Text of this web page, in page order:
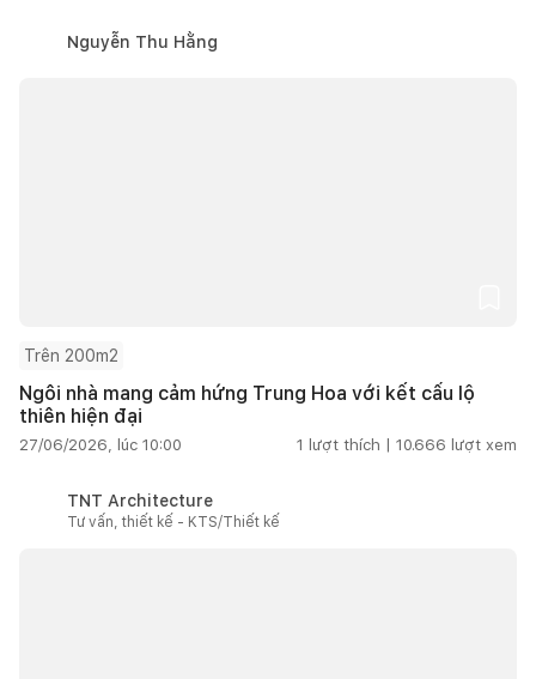
Nguyễn Thu Hằng
Trên 200m2
Ngôi nhà mang cảm hứng Trung Hoa với kết cấu lộ
thiên hiện đại
27/06/2026, lúc 10:00 1 lượt thích | 10.666 lượt xem
TNT Architecture
Tư vấn, thiết kế - KTS/Thiết kế